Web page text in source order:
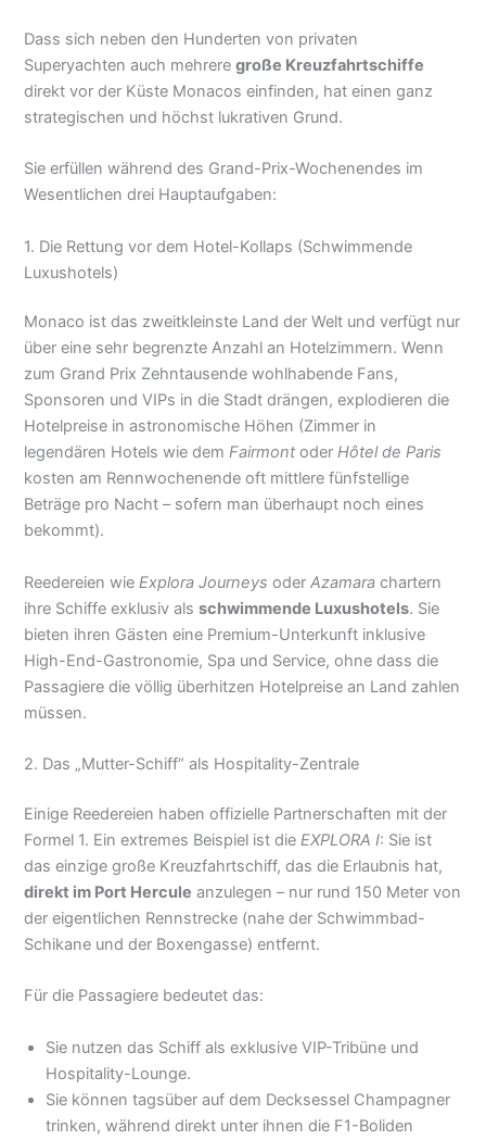
Dass sich neben den Hunderten von privaten
Superyachten auch mehreregroße Kreuzfahrtschiffe
direkt vor der Küste Monacos einfinden, hat einen ganz
strategischen und höchst lukrativen Grund.
Sie erfüllen während des Grand-Prix-Wochenendes im
Wesentlichen drei Hauptaufgaben:
1. Die Rettung vor dem Hotel-Kollaps (Schwimmende
Luxushotels)
Monaco ist das zweitkleinste Land der Welt und verfügt nur
über eine sehr begrenzte Anzahl an Hotelzimmern. Wenn
zum Grand Prix Zehntausende wohlhabende Fans,
Sponsoren und VIPs in die Stadt drängen, explodieren die
Hotelpreise in astronomische Höhen (Zimmer in
legendären Hotels wie demFairmont oderHôtel de Paris
kosten am Rennwochenende oft mittlere fünfstellige
Beträge pro Nacht – sofern man überhaupt noch eines
bekommt).
Reedereien wieExplora Journeys oderAzamara chartern
ihre Schiffe exklusiv alsschwimmende Luxushotels. Sie
bieten ihren Gästen eine Premium-Unterkunft inklusive
High-End-Gastronomie, Spa und Service, ohne dass die
Passagiere die völlig überhitzen Hotelpreise an Land zahlen
müssen.
2. Das „Mutter-Schiff“ als Hospitality-Zentrale
Einige Reedereien haben offizielle Partnerschaften mit der
Formel 1. Ein extremes Beispiel ist dieEXPLORA I: Sie ist
das einzige große Kreuzfahrtschiff, das die Erlaubnis hat,
direkt im Port Hercule anzulegen – nur rund 150 Meter von
der eigentlichen Rennstrecke (nahe der Schwimmbad-
Schikane und der Boxengasse) entfernt.
Für die Passagiere bedeutet das:
Sie nutzen das Schiff als exklusive VIP-Tribüne und
Hospitality-Lounge.
Sie können tagsüber auf dem Decksessel Champagner
trinken, während direkt unter ihnen die F1-Boliden